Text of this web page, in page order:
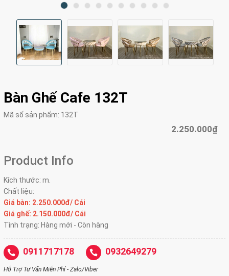
Bàn Ghế Cafe 132T
Mã số sản phẩm: 132T
2.250.000₫
Product Info
Kích thước: m.
Chất liệu:
Giá bàn: 2.250.000đ/ Cái
Giá ghế: 2.150.000đ/ Cái
Tình trạng: Hàng mới - Còn hàng
0911717178 0932649279
Hỗ Trợ Tư Vấn Miễn Phí - Zalo/Viber